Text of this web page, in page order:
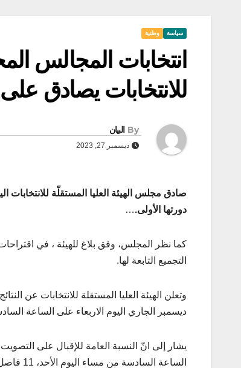
سياسة وطنية
انتخابات المجالس
للانتخابات يصادق على
By البيان
ديسمبر 27, 2023
دورتها الأولى.…
كما نظر المجلس، وفق بلاغ للهيئة ، في
التجميع التابعة لها.
ديسمبر الجاري اليوم الاربعاء على الساعة
يشار إلى انّ النسبة العامة للإقبال على
الساعة السادسة من مساء اليوم الأحد، 11 فاصل 66 بالمائة، وفق ما أعلنه رئيس الهيئة العليا المستقلة للانتخابات فاروق بوعسكر.